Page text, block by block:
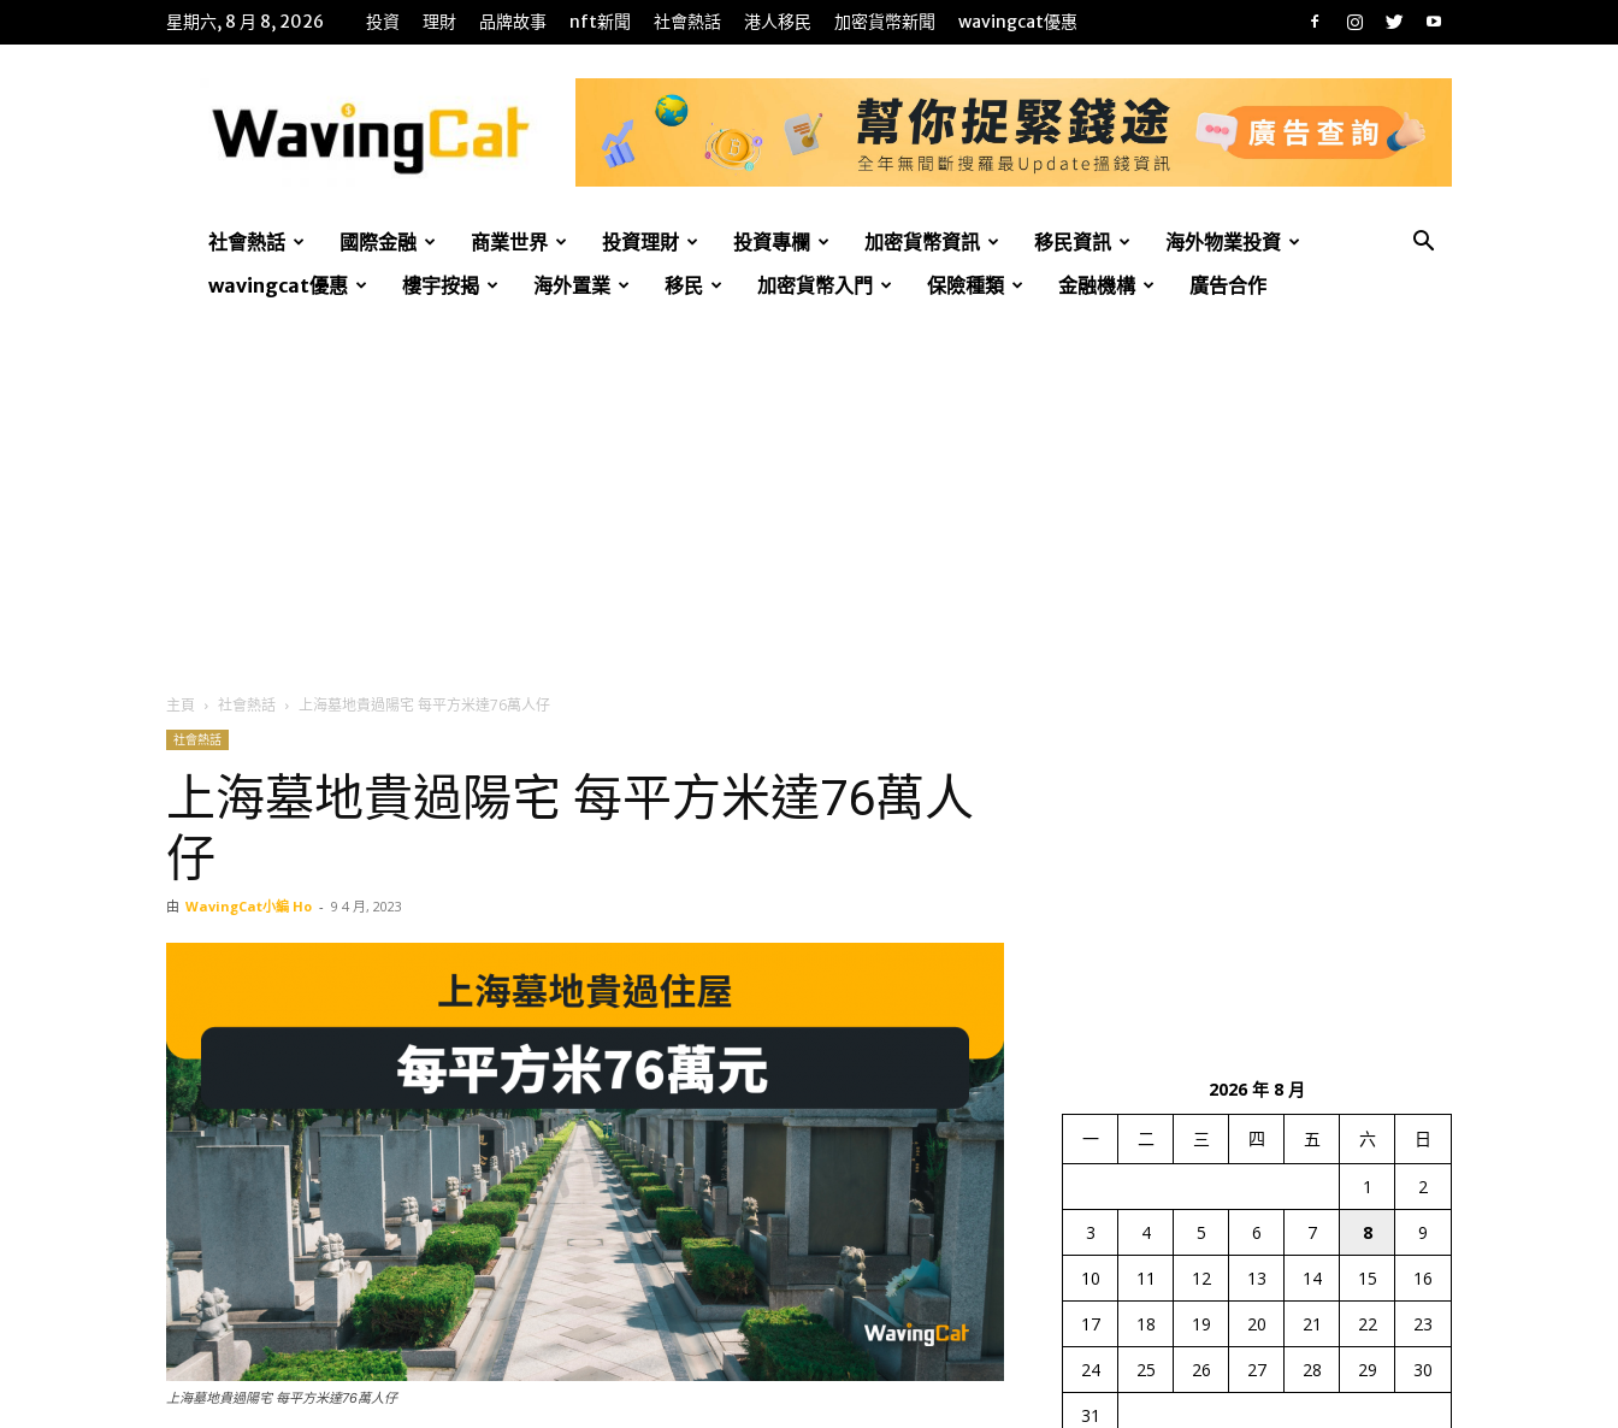
星期六, 8 月 8, 2026 投資 理財 品牌故事 nft新聞 社會熱話 港人移民 加密貨幣新聞 wavingcat優惠
招
財
貓
社會熱話 國際金融 商業世界 投資理財 投資專欄 加密貨幣資訊 移民資訊
海外物業投資
wavingcat優惠
樓宇按揭 海外置業 移民 加密貨幣入門 保險種類 金融機構 廣告合作
主頁 社會熱話 上海墓地貴過陽宅 每平方米達76萬人仔
社會熱話
上海墓地貴過陽宅 每平方米達76萬人
仔
由 WavingCat小編 Ho - 9 4 月, 2023
上海墓地貴過陽宅 每平方米達76萬人仔
2026 年 8 月
一 二 三 四 五 六 日
1
2
3
4 5 6 7 8
9
10
11 12 13 14 15
16
17
18 19 20 21 22
23
24
25 26 27 28 29
30
31